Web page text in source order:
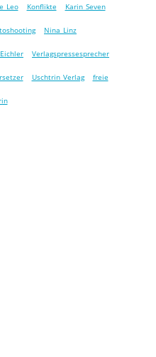
Leo Konflikte Karin Seven
Nina Linz
Verlagspressesprecher
Uschtrin Verlag freie